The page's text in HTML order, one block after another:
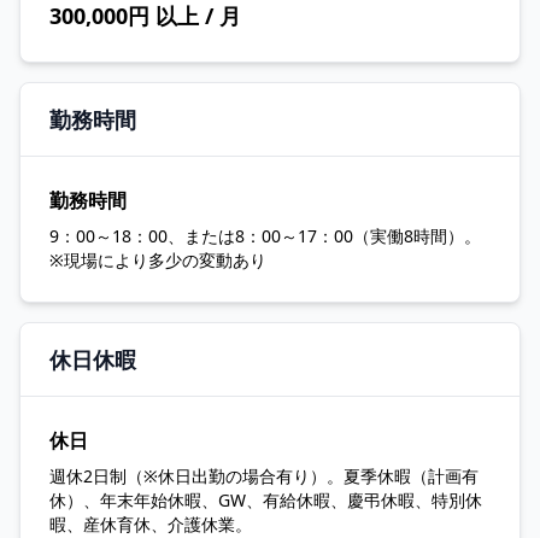
300,000円 以上 / 月
勤務時間
勤務時間
9：00～18：00、または8：00～17：00（実働8時間）。
※現場により多少の変動あり
休日休暇
休日
週休2日制（※休日出勤の場合有り）。夏季休暇（計画有
休）、年末年始休暇、GW、有給休暇、慶弔休暇、特別休
暇、産休育休、介護休業。